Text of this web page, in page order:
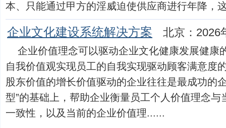
本、只能通过甲方的淫威迫使供应商进行年降，
企业文化建设系统解决方案 北京：2026
企业价值理念可以驱动企业文化健康发展健康
自我价值观实现员工的自我实现驱动顾客满意度
股东价值的增长价值驱动的企业往往是最成功的
型”的基础上，帮助企业衡量员工个人价值理念
一致性，以及当前的企业价值理......